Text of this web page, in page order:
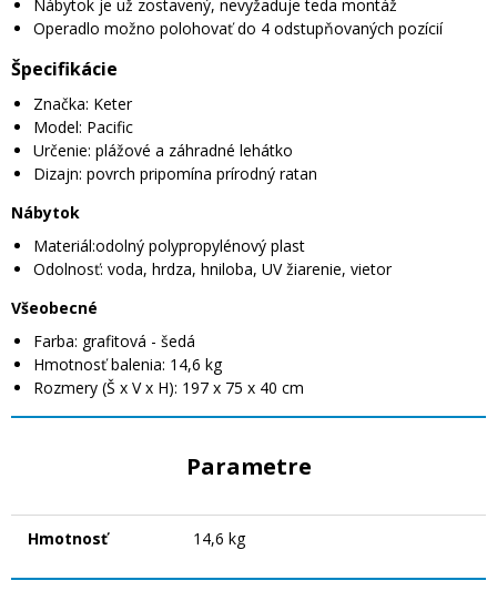
Nábytok je už zostavený, nevyžaduje teda montáž
Operadlo možno polohovať do 4 odstupňovaných pozícií
Špecifikácie
Značka: Keter
Model: Pacific
Určenie: plážové a záhradné lehátko
Dizajn: povrch pripomína prírodný ratan
Nábytok
Materiál:odolný polypropylénový plast
Odolnosť: voda, hrdza, hniloba, UV žiarenie, vietor
Všeobecné
Farba: grafitová - šedá
Hmotnosť balenia: 14,6 kg
Rozmery (Š x V x H): 197 x 75 x 40 cm
Parametre
Hmotnosť 14,6 kg